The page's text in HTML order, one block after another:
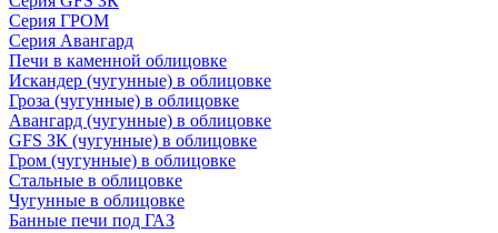
Серия ГРОМ
Серия Авангард
Печи в каменной облицовке
Искандер (чугунные) в облицовке
Гроза (чугунные) в облицовке
Авангард (чугунные) в облицовке
GFS ЗК (чугунные) в облицовке
Гром (чугунные) в облицовке
Стальные в облицовке
Чугунные в облицовке
Банные печи под ГАЗ